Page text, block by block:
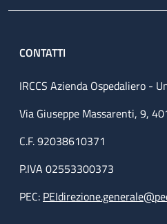
CONTATTI
IRCCS Azienda Ospedaliero -
Via Giuseppe Massarenti, 9,
C.F. 92038610371
P.IVA 02553300373
PEC: